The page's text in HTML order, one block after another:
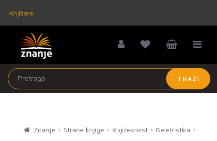
Knjižare
TRAŽI
Znanje Strane knjige Književnost Beletristika